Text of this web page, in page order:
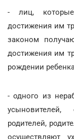
- лиц,
достижения им
законом
достижения им
рождении
- одного из
усыновителей,
родителей,
осуществляют